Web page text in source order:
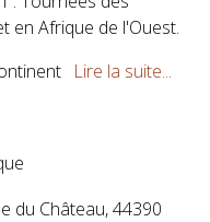
en Afrique de l'Ouest.
du Château, 44390
Lire la suite...